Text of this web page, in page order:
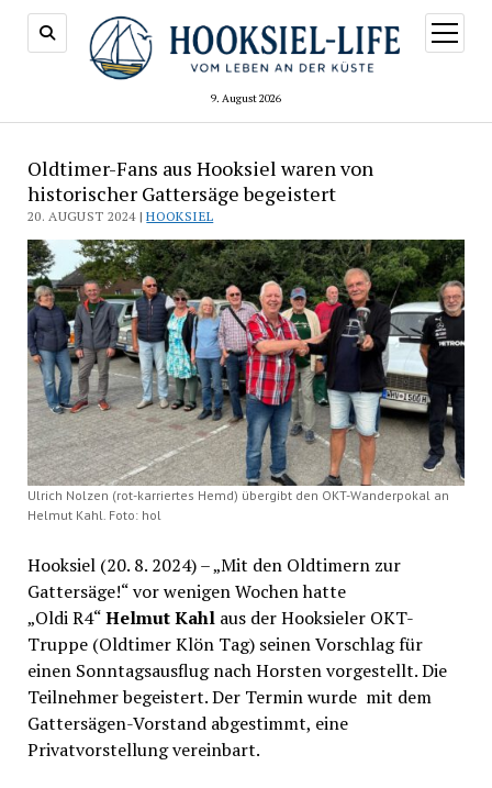
9. August 2026
Menü
öffnen
Oldtimer-Fans aus Hooksiel waren von
historischer Gattersäge begeistert
20. AUGUST 2024 |HOOKSIEL
Ulrich Nolzen (rot-karriertes Hemd) übergibt den OKT-Wanderpokal an
Helmut Kahl. Foto: hol
Hooksiel (20. 8. 2024) – „Mit den Oldtimern zur
Gattersäge!“ vor wenigen Wochen hatte
„Oldi R4“Helmut Kahl aus der Hooksieler OKT-
Truppe (Oldtimer Klön Tag) seinen Vorschlag für
einen Sonntagsausflug nach Horsten vorgestellt. Die
Teilnehmer begeistert. Der Termin wurde mit dem
Gattersägen-Vorstand abgestimmt, eine
Privatvorstellung vereinbart.